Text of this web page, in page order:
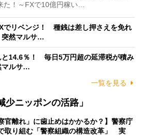
た！～FXで10億円稼い…
でリベンジ！ 種銭は差し押さえを免れ
突然マルサ…
と14.6％！ 毎日5万円超の延滞税が積み
マルサ…
一覧を見る
ニッポンの活路」
官離れ」に歯止めはかかるか？】警察庁
取り組む「警察組織の構造改革」 実